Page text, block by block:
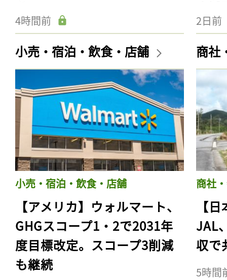
4時間前 2日前
小売・宿泊・飲食・店舗
小売・宿泊・飲食・店舗
【アメリカ】ウォルマート、
GHGスコープ1・2で2031年
度目標改定。スコープ3削減
も継続
商社
商社
【
JAL
収で
5時間